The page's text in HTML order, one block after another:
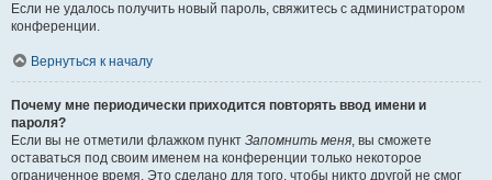
Если не удалось получить новый пароль, свяжитесь с администратором
конференции.
Вернуться к началу
Почему мне периодически приходится повторять ввод имени и
пароля?
Если вы не отметили флажком пункт Запомнить меня, вы сможете
оставаться под своим именем на конференции только некоторое
ограниченное время. Это сделано для того, чтобы никто другой не смог